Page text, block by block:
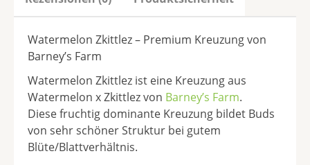
Watermelon Zkittlez – Premium Kreuzung von
Barney’s Farm
Watermelon Zkittlez ist eine Kreuzung aus
Watermelon x Zkittlez von Barney’s Farm.
Diese fruchtig dominante Kreuzung bildet Buds
von sehr schöner Struktur bei gutem
Blüte/Blattverhältnis.